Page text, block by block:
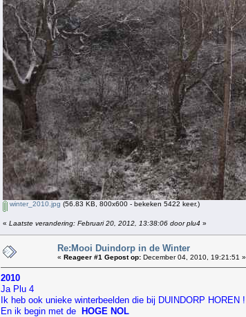
winter_2010.jpg (56.83 KB, 800x600 - bekeken 5422 keer.)
« Laatste verandering: Februari 20, 2012, 13:38:06 door plu4 »
Re:Mooi Duindorp in de Winter
« Reageer #1 Gepost op: December 04, 2010, 19:21:51 »
2010
Ja Plu 4
Ik heb ook unieke winterbeelden die bij DUINDORP HOREN !
En ik begin met de HOGE NOL